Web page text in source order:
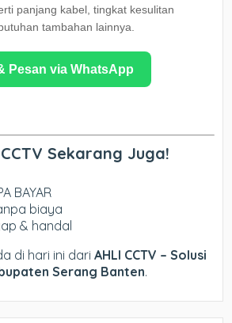
panjang kabel, tingkat kesulitan
tambahan lainnya.
Pesan via WhatsApp
Sekarang Juga!
BAYAR
biaya
& handal
di hari ini dariAHLI CCTV – Solusi
Serang Banten.